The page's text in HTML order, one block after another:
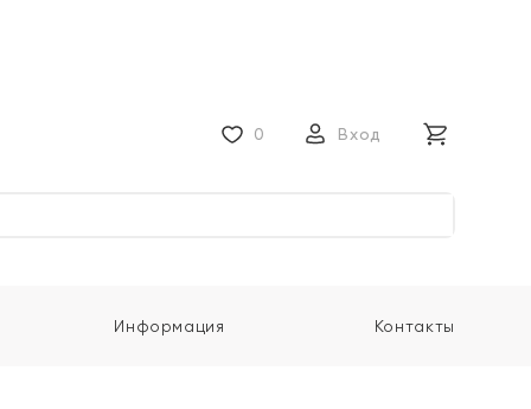
0 Вход
Информация Контакты